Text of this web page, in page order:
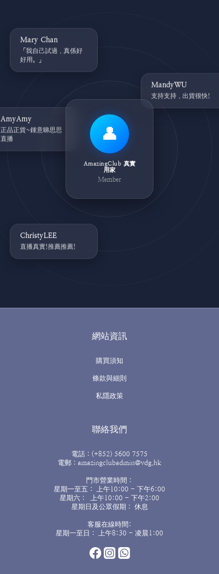
👤
AmazingClub 真實
用家
Member
Mary Chan
「我自己試過，真係好
好用。」
AmyAmy
正品正貨~鍾意睇思思
直播
MandyWU
支持支持，出貨很快!
ChristyLEE
直播真實!推薦推薦!
網站資訊
購買須知
條款與細則
私隱政策
聯絡我們
電話：(+852) 5600 7575
電郵：amazingclubadmin@vdg.hk
門市營業時間：
星期一至五： 上午10:00 - 下午6:00
星期六： 上午10:00 - 下午2:00
星期日及公眾假期： 休息
客服在線時間:
星期一至日： 上午8:30 - 凌晨1:00